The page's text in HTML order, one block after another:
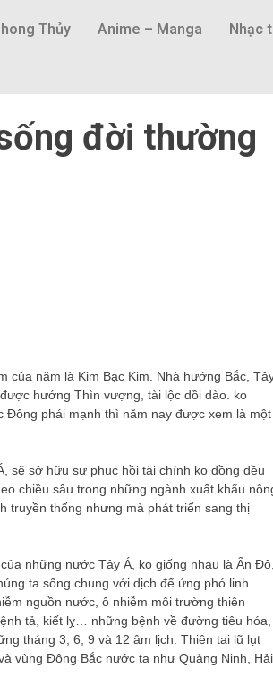
Thủy Anime – Manga Nhạc
đời thường
của năm là Kim Bạc Kim. Nhà hướng Bắc,
hướng Thìn vượng, tài lộc dồi dào. ko
Đông phái mạnh thì năm nay được xem là một
sẽ sở hữu sự phục hồi tài chính ko đồng đều
chiều sâu trong những ngành xuất khẩu
truyền thống nhưng mà phát triển sang thị
những nước Tây Á, ko giống nhau là Ấn
ta sống chung với dịch để ứng phó linh
nguồn nước, ô nhiễm môi trường thiên
tả, kiết lỵ… những bệnh về đường tiêu hóa,
tháng 3, 6, 9 và 12 âm lịch. Thiên tai lũ lụt
vùng Đông Bắc nước ta như Quảng Ninh, Hải